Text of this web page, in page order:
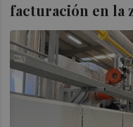
facturación en la